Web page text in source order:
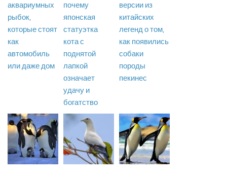
аквариумных
рыбок,
которые стоят
как
автомобиль
или даже дом
почему
японская
статуэтка
кота с
поднятой
лапкой
означает
удачу и
богатство
версии из
китайских
легенд о том,
как появились
собаки
породы
пекинес